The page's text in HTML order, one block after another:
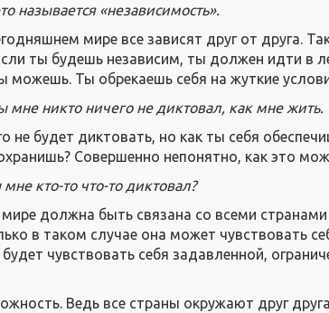
называется «независимость».
мире все зависят друг от друга.
ты будешь независим, ты должен идти в
можешь. Ты обрекаешь себя на жуткие
мне никто ничего не диктовал, как мне жить.
не будет диктовать, но как ты себя
Совершенно непонятно, как это
кто-то что-то диктовал?
должна быть связана со всеми странами
в таком случае она может чувствовать
чувствовать себя задавленной,
Ведь все страны окружают друг